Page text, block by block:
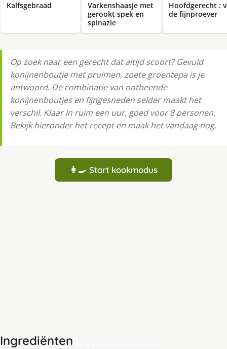
Kalfsgebraad
Varkenshaasje met
gerookt spek en
spinazie
Hoofdgerecht :
de fijnproever
Op zoek naar een gerecht dat altijd scoort? Gevuld
konijnenboutje met pruimen, zoete groentepa is je
antwoord. De combinatie van ontbeende
konijnenboutjes en fijngesneden selder maakt het
verschil. Klaar in ruim een uur, goed voor 8 personen.
Bekijk hieronder het recept en maak het vandaag nog.
👩‍🍳 Start kookmodus
Ingrediënten